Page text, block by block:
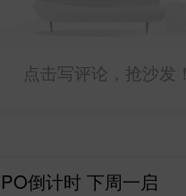
点击写评论，抢沙发！
倒计时 下周一启